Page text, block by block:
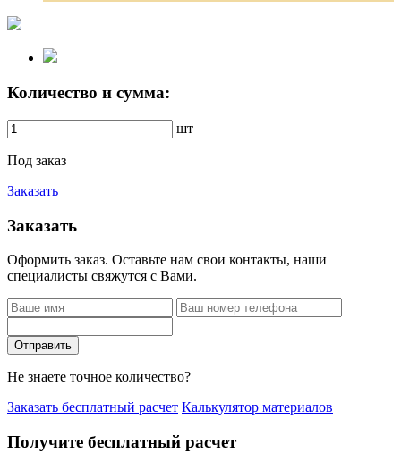
Количество и сумма:
шт
Под заказ
Заказать
Заказать
Оформить заказ. Оставьте нам свои контакты, наши
специалисты свяжутся с Вами.
Отправить
Не знаете точное количество?
Заказать бесплатный расчет Калькулятор материалов
Получите бесплатный расчет